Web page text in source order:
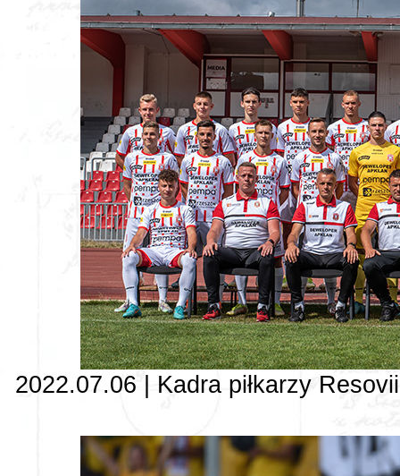
2022.07.06 | Kadra piłkarzy